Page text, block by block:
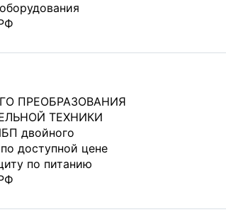
ПРЕОБРАЗОВАНИЯ
ТЕХНИКИ
двойного
доступной цене
по питанию